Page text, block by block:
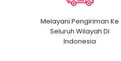
Melayani Pengiriman Ke
Seluruh Wilayah Di
Indonesia